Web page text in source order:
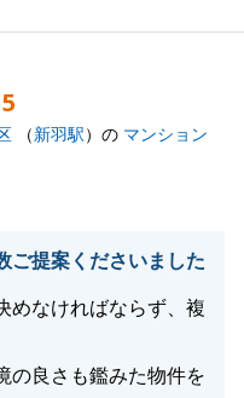
を設けさせていただ
います。
いました」という温か
励みとなります。
るよう、丁寧な対応
要望がございました
い。
くお願いいたしま
5
（新羽駅）の マンション
ご提案くださいました
めなければならず、複
の良さも鑑みた物件を